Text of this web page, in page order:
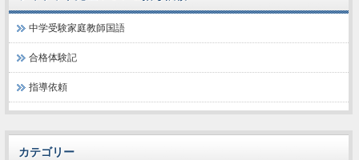
中学受験家庭教師国語
合格体験記
指導依頼
カテゴリー